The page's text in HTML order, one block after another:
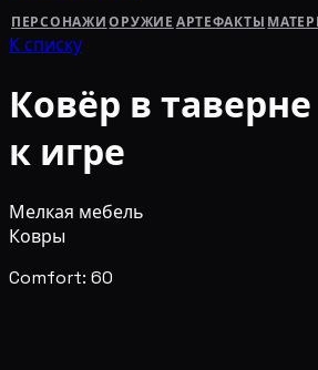
ПЕРСОНАЖИ ОРУЖИЕ АРТЕФАКТЫ
К списку
Ковёр в таверне
к игре
Мелкая мебель
Ковры
Comfort: 60